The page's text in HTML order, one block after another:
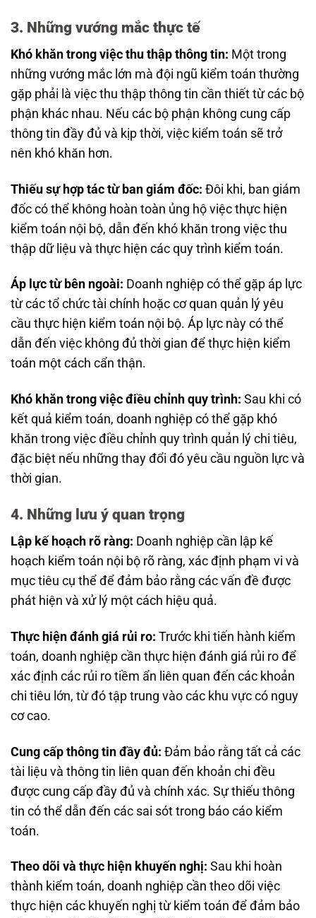
3. Những vướng mắc thực tế
Khó khăn trong việc thu thập thông tin: Một trong
những vướng mắc lớn mà đội ngũ kiểm toán thường
gặp phải là việc thu thập thông tin cần thiết từ các bộ
phận khác nhau. Nếu các bộ phận không cung cấp
thông tin đầy đủ và kịp thời, việc kiểm toán sẽ trở
nên khó khăn hơn.
Thiếu sự hợp tác từ ban giám đốc: Đôi khi, ban giám
đốc có thể không hoàn toàn ủng hộ việc thực hiện
kiểm toán nội bộ, dẫn đến khó khăn trong việc thu
thập dữ liệu và thực hiện các quy trình kiểm toán.
Áp lực từ bên ngoài: Doanh nghiệp có thể gặp áp lực
từ các tổ chức tài chính hoặc cơ quan quản lý yêu
cầu thực hiện kiểm toán nội bộ. Áp lực này có thể
dẫn đến việc không đủ thời gian để thực hiện kiểm
toán một cách cẩn thận.
Khó khăn trong việc điều chỉnh quy trình: Sau khi có
kết quả kiểm toán, doanh nghiệp có thể gặp khó
khăn trong việc điều chỉnh quy trình quản lý chi tiêu,
đặc biệt nếu những thay đổi đó yêu cầu nguồn lực và
thời gian.
4. Những lưu ý quan trọng
Lập kế hoạch rõ ràng: Doanh nghiệp cần lập kế
hoạch kiểm toán nội bộ rõ ràng, xác định phạm vi và
mục tiêu cụ thể để đảm bảo rằng các vấn đề được
phát hiện và xử lý một cách hiệu quả.
Thực hiện đánh giá rủi ro: Trước khi tiến hành kiểm
toán, doanh nghiệp cần thực hiện đánh giá rủi ro để
xác định các rủi ro tiềm ẩn liên quan đến các khoản
chi tiêu lớn, từ đó tập trung vào các khu vực có nguy
cơ cao.
Cung cấp thông tin đầy đủ: Đảm bảo rằng tất cả các
tài liệu và thông tin liên quan đến khoản chi đều
được cung cấp đầy đủ và chính xác. Sự thiếu thông
tin có thể dẫn đến các sai sót trong báo cáo kiểm
toán.
Theo dõi và thực hiện khuyến nghị: Sau khi hoàn
thành kiểm toán, doanh nghiệp cần theo dõi việc
thực hiện các khuyến nghị từ kiểm toán để đảm bảo